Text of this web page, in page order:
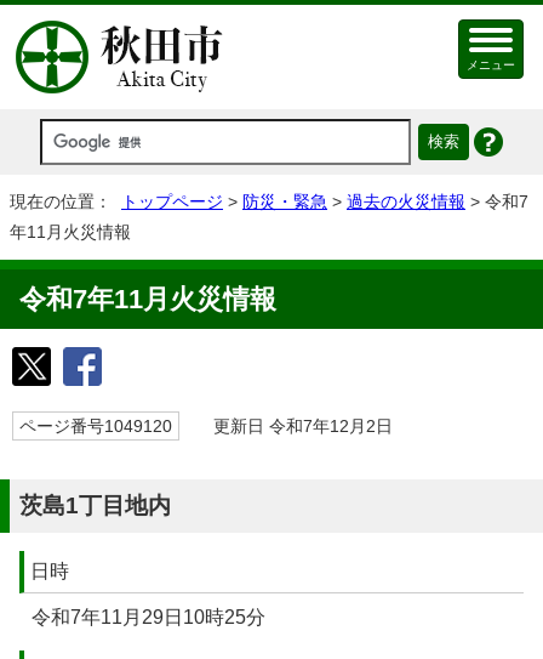
メニュー
現在の位置： トップページ > 防災・緊急 > 過去の火災情報 > 令和7
年11月火災情報
令和7年11月火災情報
ページ番号1049120 更新日 令和7年12月2日
茨島1丁目地内
日時
令和7年11月29日10時25分